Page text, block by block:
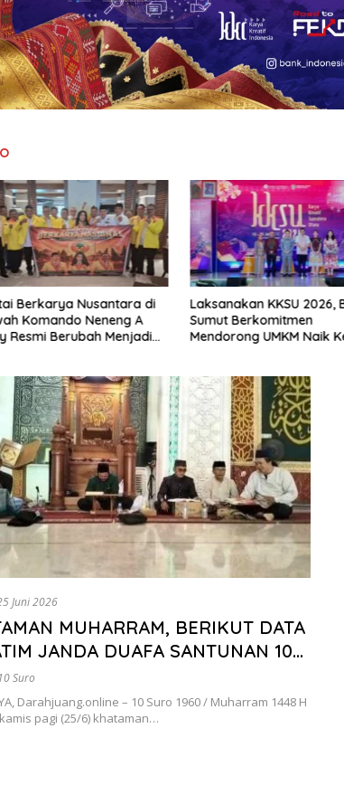
Nusantara di
Komando Neneng A
Berubah Menjadi
Laksanakan KKSU 2026, BI
Sumut Berkomitmen
Mendorong UMKM Naik Kelas
Juni 2026
MUHARRAM, BERIKUT DATA
JANDA DUAFA SANTUNAN 10
Suro
Darahjuang.online – 10 Suro 1960 / Muharram 1448 H
pagi (25/6) khataman…